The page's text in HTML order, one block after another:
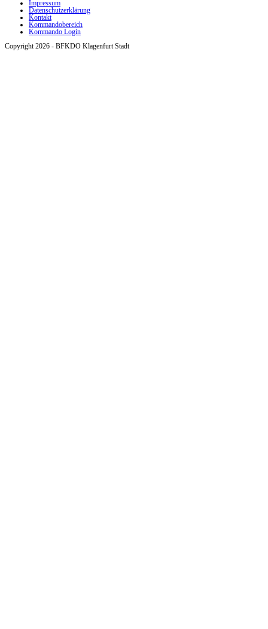
Impressum
Datenschutzerklärung
Kontakt
Kommandobereich
Kommando Login
Copyright 2026 - BFKDO Klagenfurt Stadt